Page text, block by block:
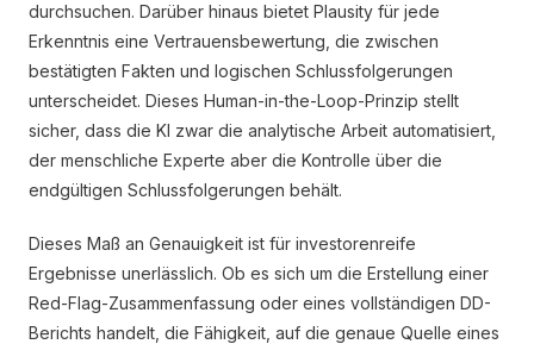
durchsuchen. Darüber hinaus bietet Plausity für jede
Erkenntnis eine Vertrauensbewertung, die zwischen
bestätigten Fakten und logischen Schlussfolgerungen
unterscheidet. Dieses Human-in-the-Loop-Prinzip stellt
sicher, dass die KI zwar die analytische Arbeit automatisiert,
der menschliche Experte aber die Kontrolle über die
endgültigen Schlussfolgerungen behält.
Dieses Maß an Genauigkeit ist für investorenreife
Ergebnisse unerlässlich. Ob es sich um die Erstellung einer
Red-Flag-Zusammenfassung oder eines vollständigen DD-
Berichts handelt, die Fähigkeit, auf die genaue Quelle eines